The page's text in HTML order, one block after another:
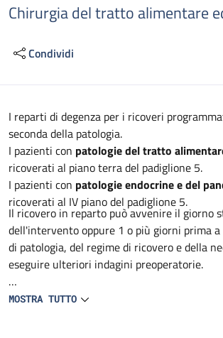
Chirurgia del tratto alimentare
Condividi
Descrizione
I reparti di degenza per i ricoveri
seconda della patologia.
I pazienti con patologie del tratto
ricoverati al piano terra del padiglione 5.
I pazienti con patologie endocrine e del
ricoverati al IV piano del padiglione 5.
Il ricovero in reparto può avvenire il giorno
dell'intervento oppure 1 o più giorni prima a
di patologia, del regime di ricovero e della
eseguire ulteriori indagini preoperatorie.
L'immediato periodo postoperatorio è
MOSTRA TUTTO